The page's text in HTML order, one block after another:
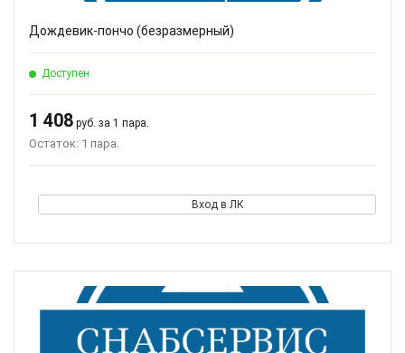
Дождевик-пончо (безразмерный)
Доступен
1 408 руб. за 1 пара.
Остаток: 1 пара.
Вход в ЛК